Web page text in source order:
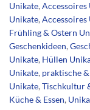
Unikate,Accessoires
Unikate,Accessoires
Frühling & Ostern
Geschenkideen,
Unikate, Hüllen
Unikate, praktische
Unikate,Tischkultur
Küche & Essen,